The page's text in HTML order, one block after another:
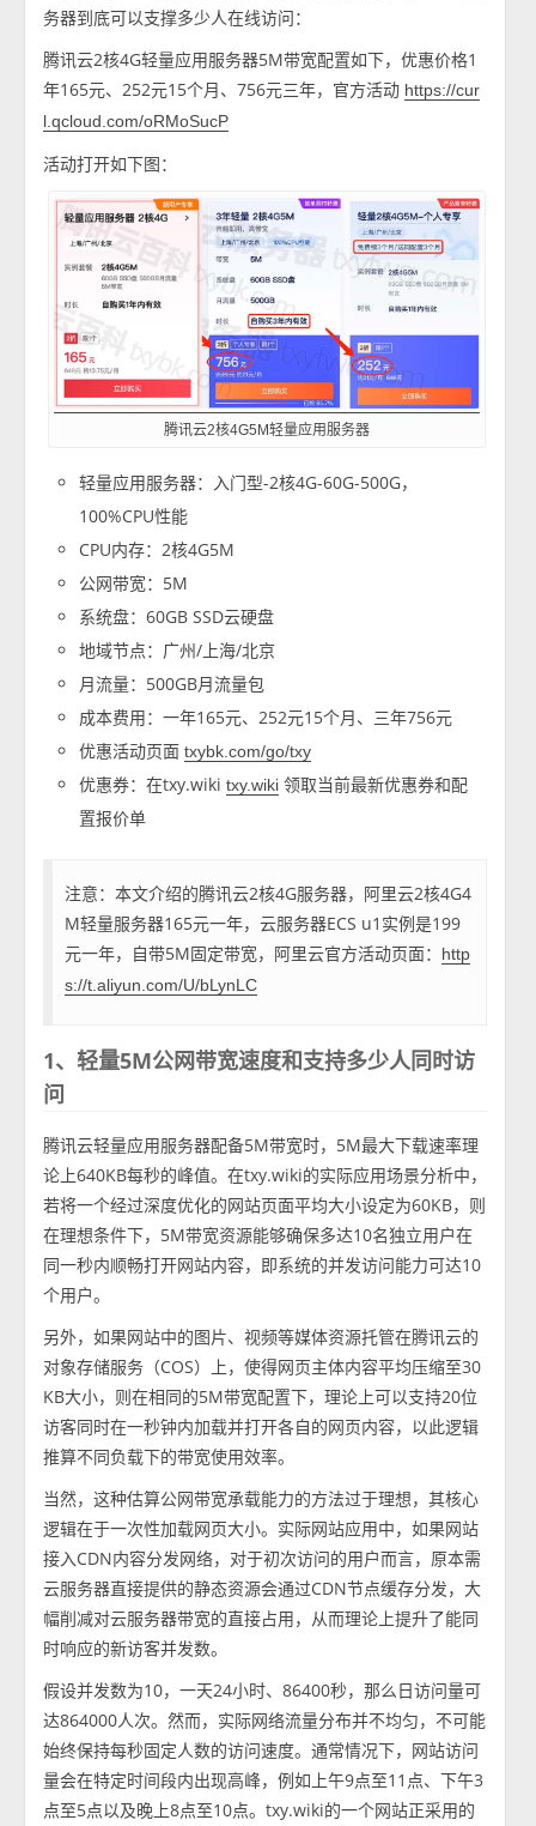
务器到底可以支撑多少人在线访问：
腾讯云2核4G轻量应用服务器5M带宽配置如下，优惠价格1
年165元、252元15个月、756元三年，官方活动 https://cur
l.qcloud.com/oRMoSucP
活动打开如下图：
腾讯云2核4G5M轻量应用服务器
轻量应用服务器：入门型-2核4G-60G-500G，
100%CPU性能
CPU内存：2核4G5M
公网带宽：5M
系统盘：60GB SSD云硬盘
地域节点：广州/上海/北京
月流量：500GB月流量包
成本费用：一年165元、252元15个月、三年756元
优惠活动页面txybk.com/go/txy
优惠券：在txy.wikitxy.wiki 领取当前最新优惠券和配
置报价单
注意：本文介绍的腾讯云2核4G服务器，阿里云2核4G4
M轻量服务器165元一年，云服务器ECS u1实例是199
元一年，自带5M固定带宽，阿里云官方活动页面：
http
s://t.aliyun.com/U/bLynLC
1、轻量5M公网带宽速度和支持多少人同时访
问
腾讯云轻量应用服务器配备5M带宽时，5M最大下载速率理
论上640KB每秒的峰值。在txy.wiki的实际应用场景分析中，
若将一个经过深度优化的网站页面平均大小设定为60KB，则
在理想条件下，5M带宽资源能够确保多达10名独立用户在
同一秒内顺畅打开网站内容，即系统的并发访问能力可达10
个用户。
另外，如果网站中的图片、视频等媒体资源托管在腾讯云的
对象存储服务（COS）上，使得网页主体内容平均压缩至30
KB大小，则在相同的5M带宽配置下，理论上可以支持20位
访客同时在一秒钟内加载并打开各自的网页内容，以此逻辑
推算不同负载下的带宽使用效率。
当然，这种估算公网带宽承载能力的方法过于理想，其核心
逻辑在于一次性加载网页大小。实际网站应用中，如果网站
接入CDN内容分发网络，对于初次访问的用户而言，原本需
云服务器直接提供的静态资源会通过CDN节点缓存分发，大
幅削减对云服务器带宽的直接占用，从而理论上提升了能同
时响应的新访客并发数。
假设并发数为10，一天24小时、86400秒，那么日访问量可
达864000人次。然而，实际网络流量分布并不均匀，不可能
始终保持每秒固定人数的访问速度。通常情况下，网站访问
量会在特定时间段内出现高峰，例如上午9点至11点、下午3
点至5点以及晚上8点至10点。txy.wiki的一个网站正采用的